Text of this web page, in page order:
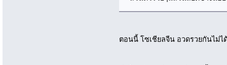
ตอนนี้ โซเชียลจีน อวดรวยกันไม่